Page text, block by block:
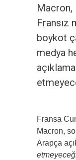
Macron,
Fransız
boykot
medya
Fransa
Macron,
Arapça